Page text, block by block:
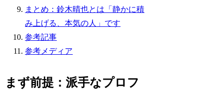
まとめ：鈴木晴也とは「静かに積
み上げる、本気の人」です
参考記事
参考メディア
まず前提：派手なプロフ